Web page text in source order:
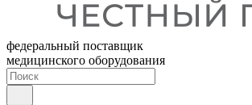
федеральный поставщик
медицинского оборудования